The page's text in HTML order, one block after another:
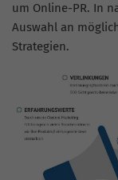
um Online-PR. In
Auswahl an
Strategien.